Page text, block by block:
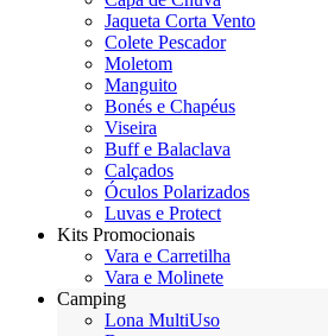
Jaqueta Corta Vento
Colete Pescador
Moletom
Manguito
Bonés e Chapéus
Viseira
Buff e Balaclava
Calçados
Óculos Polarizados
Luvas e Protect
Kits Promocionais
Vara e Carretilha
Vara e Molinete
Camping
Lona MultiUso